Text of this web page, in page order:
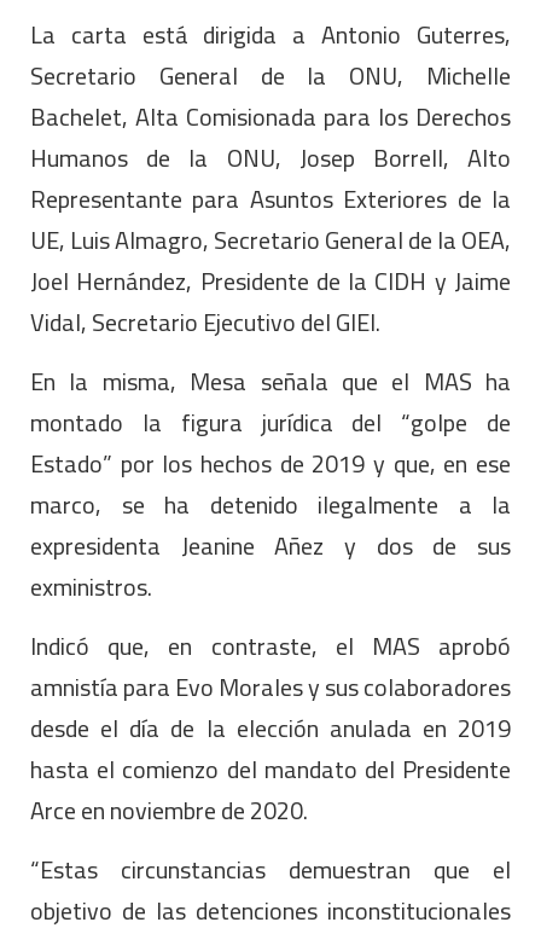
La carta está dirigida a Antonio Guterres,
Secretario General de la ONU, Michelle
Bachelet, Alta Comisionada para los Derechos
Humanos de la ONU, Josep Borrell, Alto
Representante para Asuntos Exteriores de la
UE, Luis Almagro, Secretario General de la OEA,
Joel Hernández, Presidente de la CIDH y Jaime
Vidal, Secretario Ejecutivo del GIEI.
En la misma, Mesa señala que el MAS ha
montado la figura jurídica del “golpe de
Estado” por los hechos de 2019 y que, en ese
marco, se ha detenido ilegalmente a la
expresidenta Jeanine Añez y dos de sus
exministros.
Indicó que, en contraste, el MAS aprobó
amnistía para Evo Morales y sus colaboradores
desde el día de la elección anulada en 2019
hasta el comienzo del mandato del Presidente
Arce en noviembre de 2020.
“Estas circunstancias demuestran que el
objetivo de las detenciones inconstitucionales